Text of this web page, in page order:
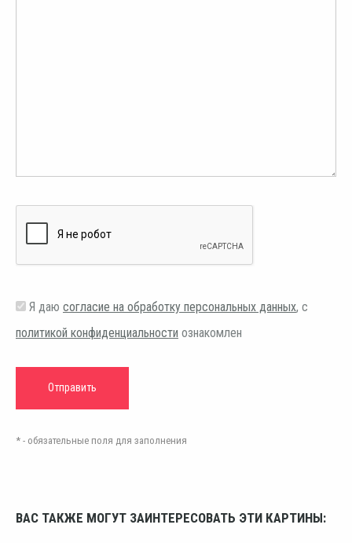
Я даю согласие на обработку персональных данных, с
политикой конфиденциальности ознакомлен
* - обязательные поля для заполнения
ВАС ТАКЖЕ МОГУТ ЗАИНТЕРЕСОВАТЬ ЭТИ КАРТИНЫ: